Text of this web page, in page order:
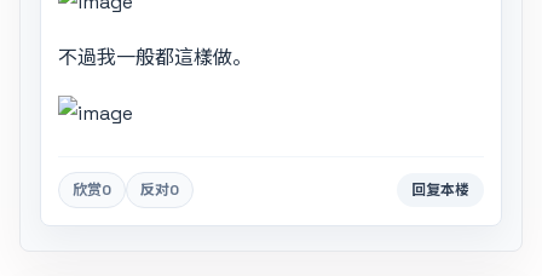
不過我一般都這樣做。
欣赏0 反对0 回复本楼